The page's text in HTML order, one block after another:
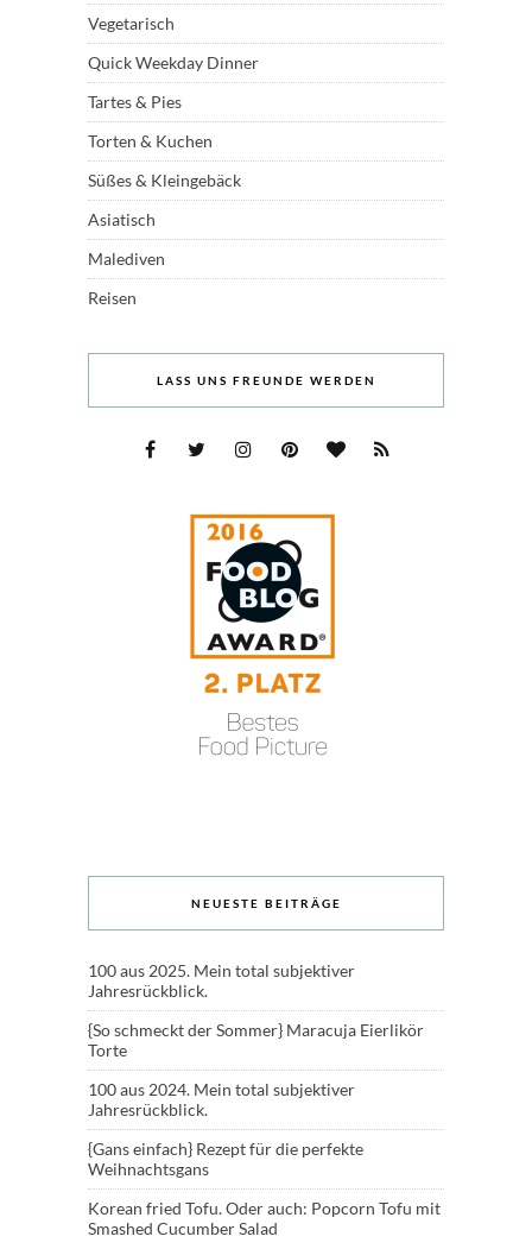
Vegetarisch
Quick Weekday Dinner
Tartes & Pies
Torten & Kuchen
Süßes & Kleingebäck
Asiatisch
Malediven
Reisen
LASS UNS FREUNDE WERDEN
NEUESTE BEITRÄGE
100 aus 2025. Mein total subjektiver
Jahresrückblick.
{So schmeckt der Sommer} Maracuja Eierlikör
Torte
100 aus 2024. Mein total subjektiver
Jahresrückblick.
{Gans einfach} Rezept für die perfekte
Weihnachtsgans
Korean fried Tofu. Oder auch: Popcorn Tofu mit
Smashed Cucumber Salad